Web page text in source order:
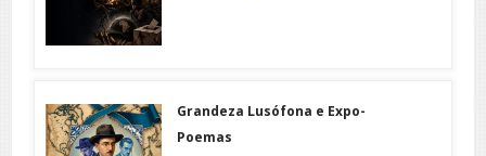
Grandeza Lusófona e Expo-
Poemas